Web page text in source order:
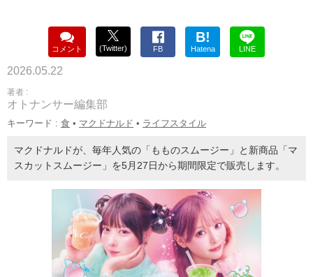
コメント (Twitter) FB
B!
Hatena LINE
2026.05.22
著者 :
オトナンサー編集部
キーワード : 食 • マクドナルド • ライフスタイル
マクドナルドが、毎年人気の「もものスムージー」と新商品「マ
スカットスムージー」を5月27日から期間限定で販売します。